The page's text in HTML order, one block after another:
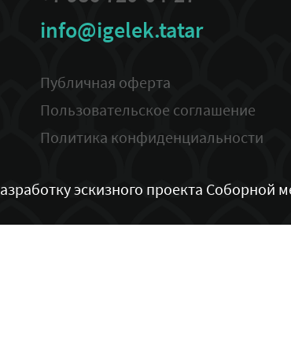
info@igelek.tatar
Публичная оферта
Пользовательское соглашение
Политика конфиденциальности
эскизного проекта Соборной